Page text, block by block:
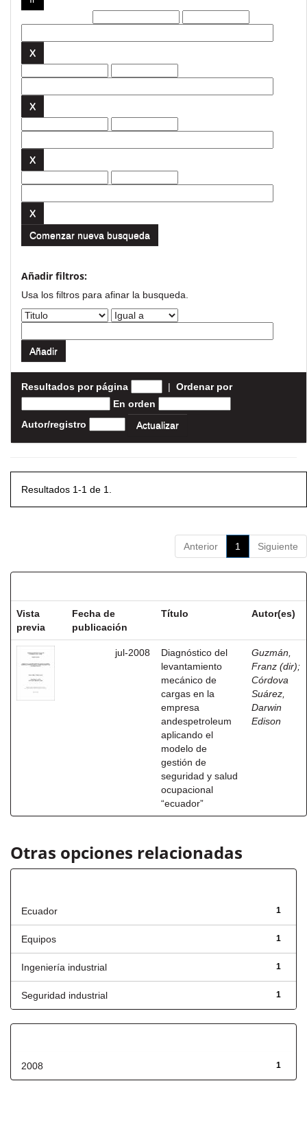
Comenzar nueva busqueda
Añadir filtros:
Usa los filtros para afinar la busqueda.
Resultados por página | Ordenar por
En orden
Autor/registro
Resultados 1-1 de 1.
Anterior 1 Siguiente
Vista
previa
Fecha de
publicación
Título Autor(es)
jul-2008
Diagnóstico del
levantamiento
mecánico de
cargas en la
empresa
andespetroleum
aplicando el
modelo de
gestión de
seguridad y salud
ocupacional
“ecuador”
Guzmán,
Franz (dir);
Córdova
Suárez,
Darwin
Edison
Otras opciones relacionadas
1
Ecuador
1
Equipos
1
Ingeniería industrial
1
Seguridad industrial
1
2008